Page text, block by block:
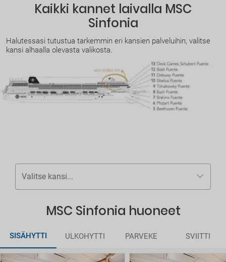
Kaikki kannet laivalla MSC
Sinfonia
Halutessasi tutustua tarkemmin eri kansien palveluihin, valitse
kansi alhaalla olevasta valikosta.
Valitse kansi...
MSC Sinfonia huoneet
SISÄHYTTI ULKOHYTTI PARVEKE SVIITTI